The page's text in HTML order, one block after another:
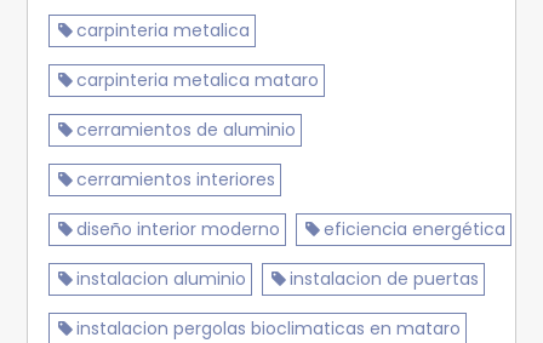
carpinteria metalica
carpinteria metalica mataro
cerramientos de aluminio
cerramientos interiores
diseño interior moderno eficiencia energética
instalacion aluminio instalacion de puertas
instalacion pergolas bioclimaticas en mataro